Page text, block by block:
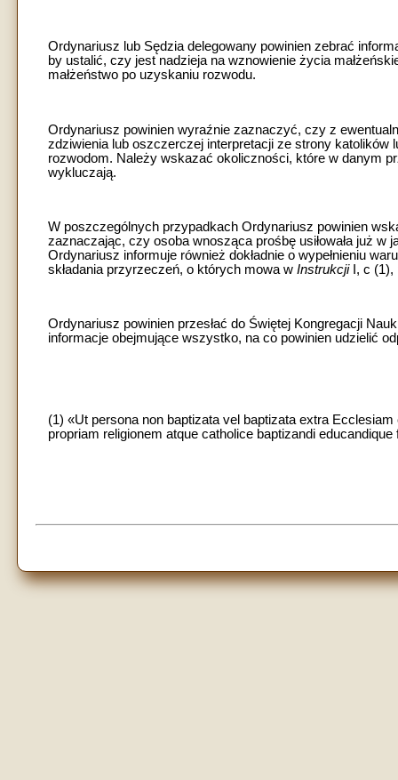
Ordynariusz lub Sędzia delegowany powinien zebrać
by ustalić, czy jest nadzieja na wznowienie życia
małżeństwo po uzyskaniu rozwodu.
Ordynariusz powinien wyraźnie zaznaczyć, czy z
zdziwienia lub oszczerczej interpretacji ze strony katolików
rozwodom. Należy wskazać okoliczności, które w danym
wykluczają.
W poszczególnych przypadkach Ordynariusz powinien
zaznaczając, czy osoba wnosząca prośbę usiłowała już
Ordynariusz informuje również dokładnie o wypełnieniu
składania przyrzeczeń, o których mowa w InstrukcjiI, c (1),
Ordynariusz powinien przesłać do Świętej Kongregacji
informacje obejmujące wszystko, na co powinien udzielić
(1) «Ut persona non baptizata vel baptizata extra
propriam religionem atque catholice baptizandi